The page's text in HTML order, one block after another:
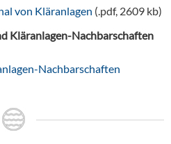
von Kläranlagen (.pdf, 2609 kb)
Kläranlagen-Nachbarschaften
Nachbarschaften